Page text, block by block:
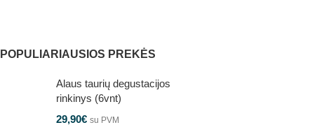
POPULIARIAUSIOS PREKĖS
Alaus taurių degustacijos
rinkinys (6vnt)
29,90€ su PVM